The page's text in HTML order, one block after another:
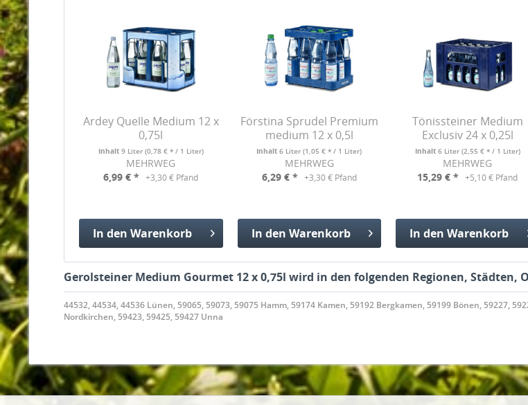
Ardey Quelle Medium 12 x
0,75l
Inhalt 9 Liter (0,78 € * / 1 Liter)
MEHRWEG
6,99 € *
+3,30 € Pfand
In den Warenkorb
Hinzugefügt
Förstina Sprudel Premium
medium 12 x 0,5l
Inhalt6 Liter(1,05 € * / 1 Liter)
MEHRWEG
6,29 € * +3,30 € Pfand
In den Warenkorb
Hinzugefügt
Tönissteiner Medium
Exclusiv 24 x 0,25l
Inhalt 6 Liter (2,55 € * / 1 Liter)
MEHRWEG
15,29 € *
+5,10 € Pfand
In den Warenkorb
Hinzugefügt
Gerolsteiner Medium Gourmet 12 x 0,75l wird in den folgenden Regionen,
44532, 44534, 44536 Lünen, 59065, 59073, 59075 Hamm, 59174 Kamen, 59192 Bergkamen, 59199 Bönen, 59227,
Nordkirchen, 59423, 59425, 59427 Unna